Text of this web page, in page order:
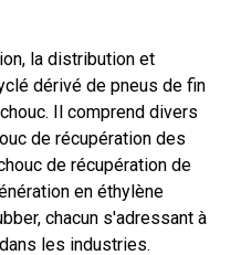
la distribution et
dérivé de pneus de fin
Il comprend divers
de récupération des
de récupération de
en éthylène
chacun s'adressant à
les industries.